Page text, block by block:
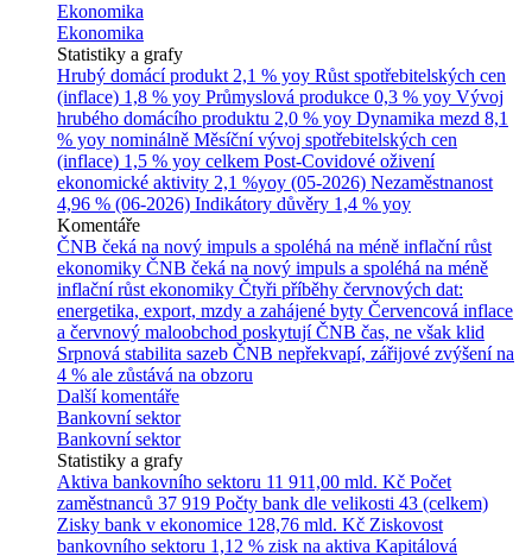
Ekonomika
Ekonomika
Statistiky a grafy
Hrubý domácí produkt 2,1 % yoy Růst spotřebitelských cen
(inflace) 1,8 % yoy Průmyslová produkce 0,3 % yoy Vývoj
hrubého domácího produktu 2,0 % yoy Dynamika mezd 8,1
% yoy nominálně Měsíční vývoj spotřebitelských cen
(inflace) 1,5 % yoy celkem Post-Covidové oživení
ekonomické aktivity 2,1 %yoy (05-2026) Nezaměstnanost
4,96 % (06-2026) Indikátory důvěry 1,4 % yoy
Komentáře
ČNB čeká na nový impuls a spoléhá na méně inflační růst
ekonomiky ČNB čeká na nový impuls a spoléhá na méně
inflační růst ekonomiky Čtyři příběhy červnových dat:
energetika, export, mzdy a zahájené byty Červencová inflace
a červnový maloobchod poskytují ČNB čas, ne však klid
Srpnová stabilita sazeb ČNB nepřekvapí, zářijové zvýšení na
4 % ale zůstává na obzoru
Další komentáře
Bankovní sektor
Bankovní sektor
Statistiky a grafy
Aktiva bankovního sektoru 11 911,00 mld. Kč Počet
zaměstnanců 37 919 Počty bank dle velikosti 43 (celkem)
Zisky bank v ekonomice 128,76 mld. Kč Ziskovost
bankovního sektoru 1,12 % zisk na aktiva Kapitálová